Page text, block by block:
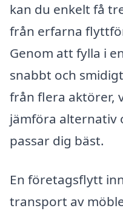
kan du enkelt få
från erfarna
Genom att fylla i
snabbt och
från flera aktörer,
jämföra alternativ
passar dig bäst.
En företagsflytt
transport av